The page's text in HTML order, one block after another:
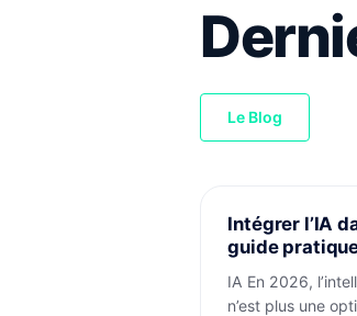
Le Blog
TECHNOLOGIE
Intégrer l’IA
guide
IA En 2026,
n’est plus une